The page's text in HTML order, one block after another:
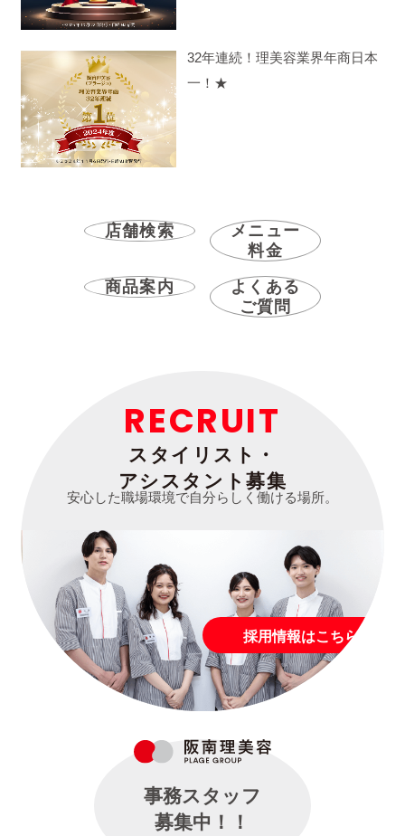
32年連続！理美容業界年商日本
一！★
店舗検索
メニュー
料金
商品案内
よくある
ご質問
RECRUIT
スタイリスト・
アシスタント募集
安心した職場環境で自分らしく働ける場所。
採用情報はこちら
事務スタッフ
募集中！！